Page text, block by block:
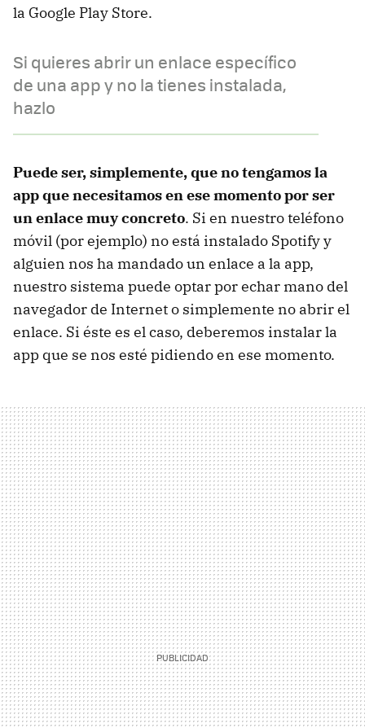
la Google Play Store.
Si quieres abrir un enlace específico
de una app y no la tienes instalada,
hazlo
Puede ser, simplemente, que no tengamos la
app que necesitamos en ese momento por ser
un enlace muy concreto. Si en nuestro teléfono
móvil (por ejemplo) no está instalado Spotify y
alguien nos ha mandado un enlace a la app,
nuestro sistema puede optar por echar mano del
navegador de Internet o simplemente no abrir el
enlace. Si éste es el caso, deberemos instalar la
app que se nos esté pidiendo en ese momento.